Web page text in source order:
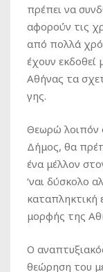
πρέπει να
αφορούν τις
από πολλά
έχουν εκδοθεί
Αθήνας τα
γης.
Θεωρώ λοιπόν
Δήμος, θα
ένα μέλλον
‘ναι δύσκολο
καταπληκτική
μορφής της
Ο
θεώρηση του